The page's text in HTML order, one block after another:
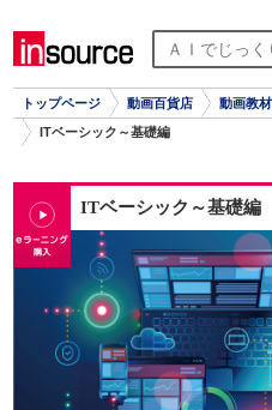
トップページ 動画百貨店
動画教
ITベーシック～基礎編
ITベーシック～基礎編